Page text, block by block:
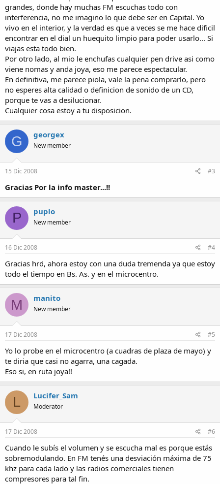
grandes, donde hay muchas FM escuchas todo con
interferencia, no me imagino lo que debe ser en Capital. Yo
vivo en el interior, y la verdad es que a veces se me hace dificil
encontrar en el dial un huequito limpio para poder usarlo... Si
viajas esta todo bien.
Por otro lado, al mio le enchufas cualquier pen drive asi como
viene nomas y anda joya, eso me parece espectacular.
En definitiva, me parece piola, vale la pena comprarlo, pero
no esperes alta calidad o definicion de sonido de un CD,
porque te vas a desilucionar.
Cualquier cosa estoy a tu disposicion.
G georgex
New member
15 Dic 2008 #3
Gracias Por la info master...!!
P puplo
New member
16 Dic 2008 #4
Gracias hrd, ahora estoy con una duda tremenda ya que estoy
todo el tiempo en Bs. As. y en el microcentro.
M manito
New member
17 Dic 2008 #5
Yo lo probe en el microcentro (a cuadras de plaza de mayo) y
te diria que casi no agarra, una cagada.
Eso si, en ruta joya!!
L Lucifer_Sam
Moderator
17 Dic 2008 #6
Cuando le subís el volumen y se escucha mal es porque estás
sobremodulando. En FM tenés una desviación máxima de 75
khz para cada lado y las radios comerciales tienen
compresores para tal fin.